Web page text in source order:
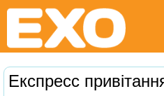
Експресс